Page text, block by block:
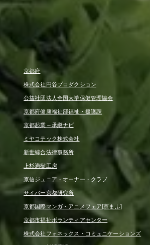
京都府
株式会社円谷プロダクション
公益社団法人全国大学保健管理協会
京都府健康福祉部福祉・援護課
京都起業～承継ナビ
ミヤコテック株式会社
新世綜合法律事務所
上杉満樹工房
京信ジュニア・オーナー・クラブ
サイバー京都研究所
京都国際マンガ・アニメフェア[京まふ]
京都市福祉ボランティアセンター
株式会社フォネックス・コミュニケーションズ